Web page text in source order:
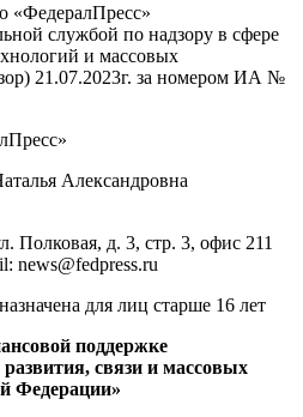
«ФедералПресс»
службой по надзору в сфере
и массовых
21.07.2023г. за номером ИА №
Александровна
Полковая, д. 3, стр. 3, офис 211
news@fedpress.ru
для лиц старше 16 лет
поддержке
связи и массовых
Федерации»